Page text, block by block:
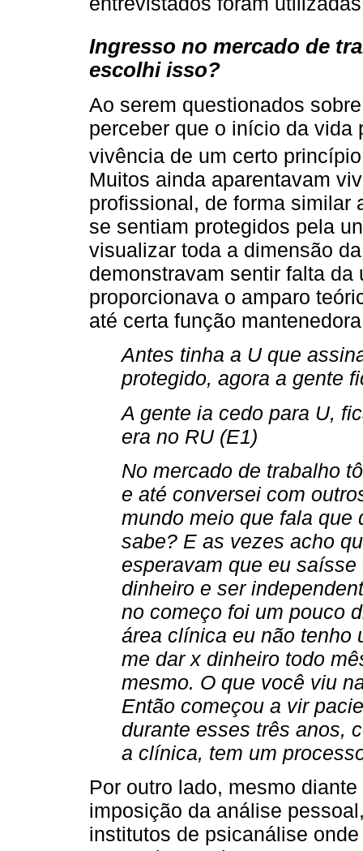
Ingresso no mercado de
escolhi isso?
Ao serem questionados
perceber que o início da vida
vivência de um certo
Muitos ainda aparentavam
profissional, de forma similar
se sentiam protegidos pela
visualizar toda a dimensão
demonstravam sentir falta
proporcionava o amparo
até certa função
Antes tinha a U que
protegido, agora a gente
A gente ia cedo para U,
era no RU (E1)
No mercado de trabalho
e até conversei com
mundo meio que fala que
sabe? E as vezes acho
esperavam que eu
dinheiro e ser
no começo foi um pouco
área clínica eu não tenho
me dar x dinheiro todo
mesmo. O que você viu
Então começou a vir
durante esses três anos,
a clínica, tem um
Por outro lado, mesmo
imposição da análise
institutos de psicanálise